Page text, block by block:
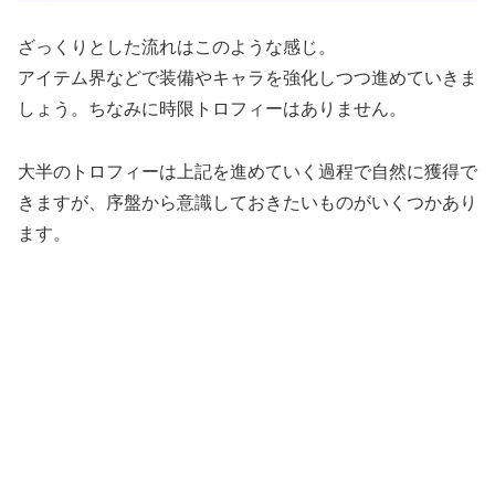
ざっくりとした流れはこのような感じ。
アイテム界などで装備やキャラを強化しつつ進めていきま
しょう。ちなみに時限トロフィーはありません。
大半のトロフィーは上記を進めていく過程で自然に獲得で
きますが、序盤から意識しておきたいものがいくつかあり
ます。